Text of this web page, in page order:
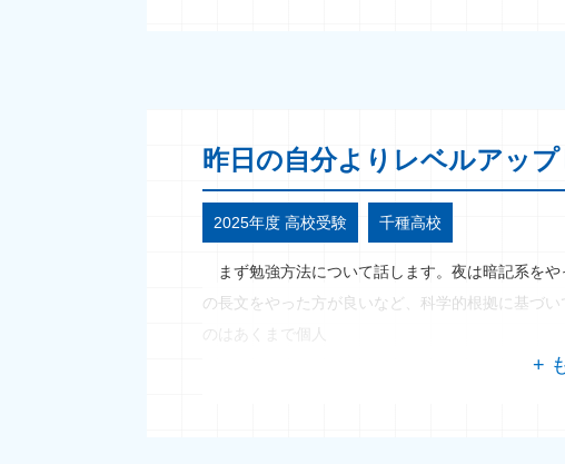
昨日の自分よりレベルアッ
2025年度 高校受験 千種高校
まず勉強方法について話します。夜は暗記系を
の長文をやった方が良いなど、科学的根拠に基づ
のはあくまで個人